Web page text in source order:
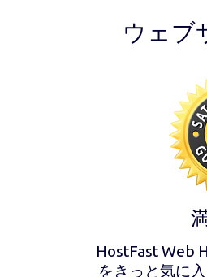
ウェブ
HostFast Web
をきっと気に